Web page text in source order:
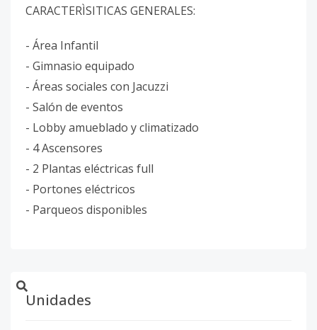
CARACTERÌSITICAS GENERALES:
- Área Infantil
- Gimnasio equipado
- Áreas sociales con Jacuzzi
- Salón de eventos
- Lobby amueblado y climatizado
- 4 Ascensores
- 2 Plantas eléctricas full
- Portones eléctricos
- Parqueos disponibles
Unidades